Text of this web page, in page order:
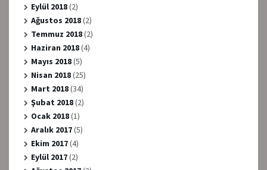
Eylül 2018(2)
Ağustos 2018(2)
Temmuz 2018(2)
Haziran 2018(4)
Mayıs 2018(5)
Nisan 2018(25)
Mart 2018(34)
Şubat 2018(2)
Ocak 2018(1)
Aralık 2017(5)
Ekim 2017(4)
Eylül 2017(2)